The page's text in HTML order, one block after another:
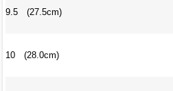
9.5 (27.5cm)
10 (28.0cm)